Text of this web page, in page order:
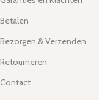
Betalen
Bezorgen & Verzenden
Retourneren
Contact